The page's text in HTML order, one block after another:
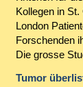
Kollegen in
London
Forschenden
Die grosse
Tumor